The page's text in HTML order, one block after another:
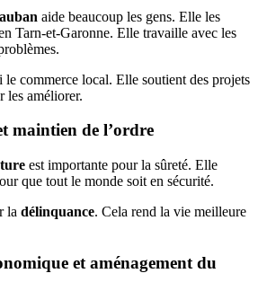
aide beaucoup les gens. Elle les
Tarn-et-Garonne. Elle travaille avec les
le commerce local. Elle soutient des projets
les améliorer.
maintien de l’ordre
est importante pour la sûreté. Elle
que tout le monde soit en sécurité.
la délinquance. Cela rend la vie meilleure
et aménagement du